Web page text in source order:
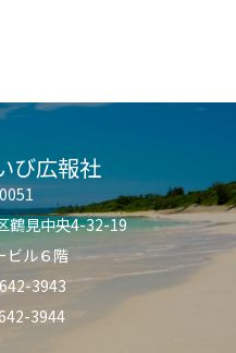
び広報社
鶴見中央4-32-19
ビル６階
3943
3944